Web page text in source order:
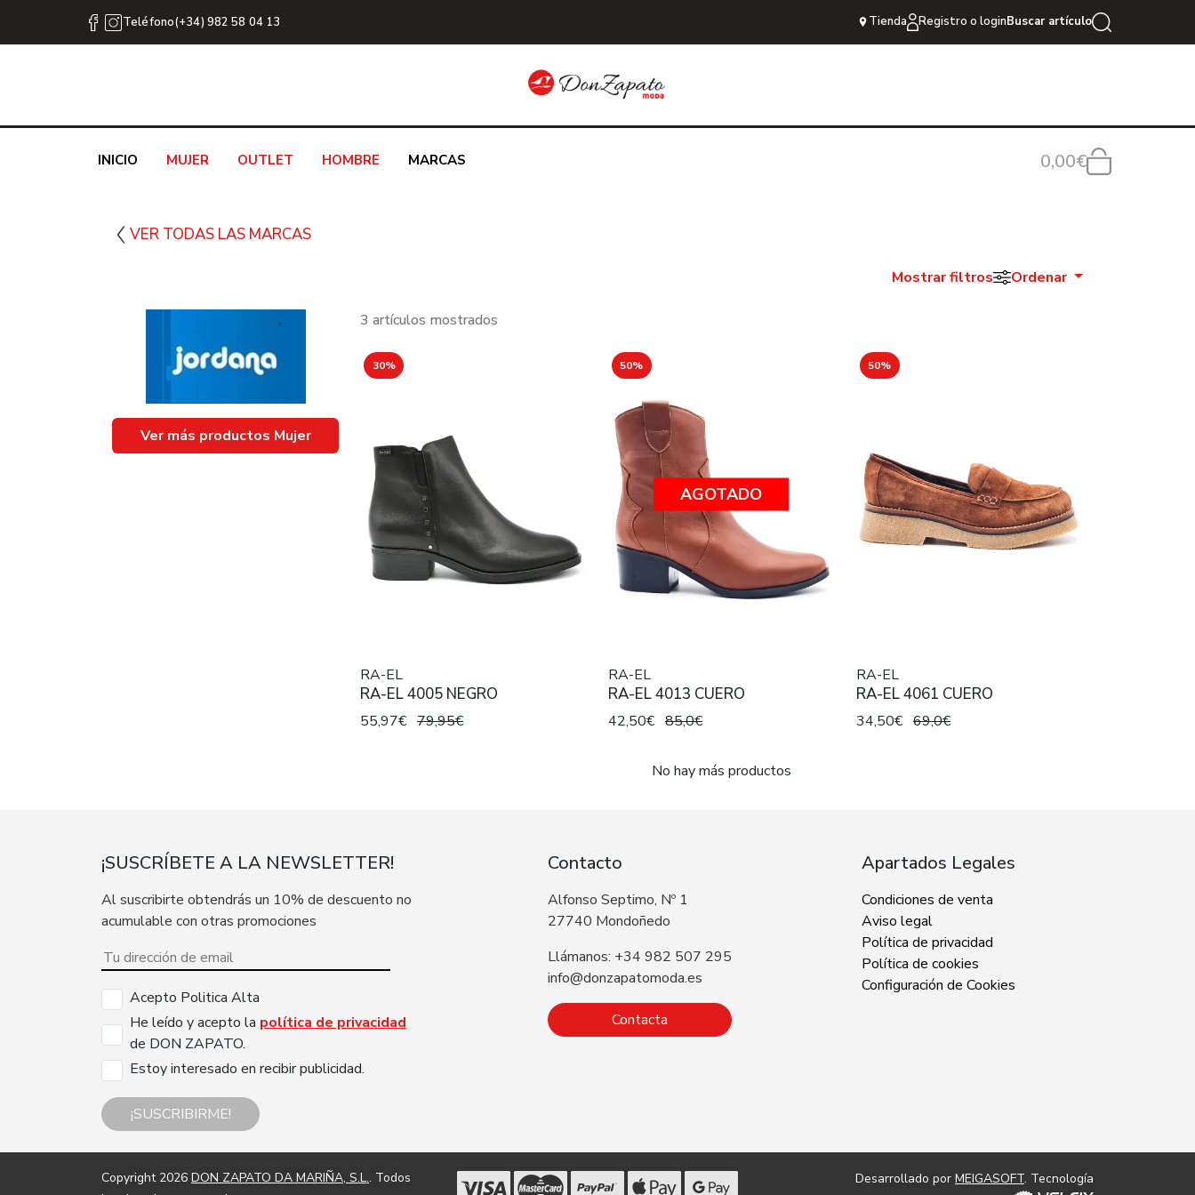
Teléfono(+34) 982 58 04 13 Tienda Registro o loginBuscar artículo
INICIO MUJER OUTLET HOMBRE MARCAS 0,00€
VER TODAS LAS MARCAS
Mostrar filtros Ordenar
Ver más productos Mujer
3 artículos mostrados
30%
RA-EL
RA-EL 4005 NEGRO
55,97€ 79,95€
50%
AGOTADO
RA-EL
RA-EL 4013 CUERO
42,50€ 85,0€
50%
RA-EL
RA-EL 4061 CUERO
34,50€ 69,0€
No hay más productos
¡SUSCRÍBETE A LA NEWSLETTER!
Al suscribirte obtendrás un 10% de descuento no
acumulable con otras promociones
Acepto Politica Alta
He leído y acepto la política de privacidad
de DON ZAPATO.
Estoy interesado en recibir publicidad.
¡SUSCRIBIRME!
Contacto
Alfonso Septimo, Nº 1
27740 Mondoñedo
Llámanos: +34 982 507 295
info@donzapatomoda.es
Contacta
Apartados Legales
Condiciones de venta
Aviso legal
Política de privacidad
Política de cookies
Configuración de Cookies
Copyright 2026 DON ZAPATO DA MARIÑA, S.L.. Todos
Desarrollado por MEIGASOFT. Tecnología